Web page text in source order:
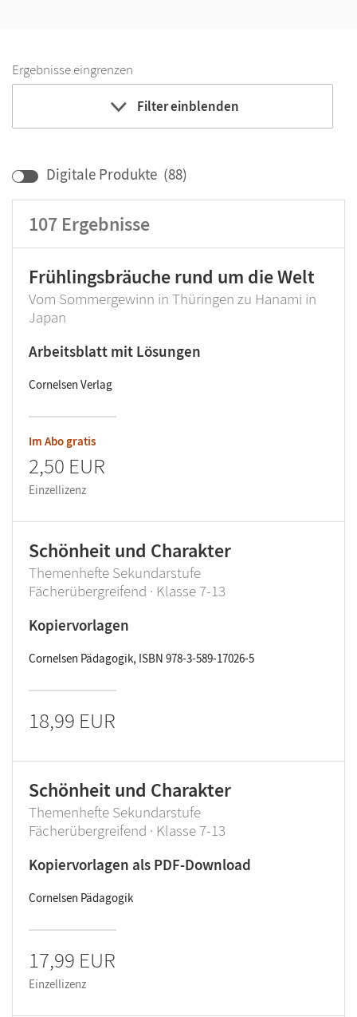
Ergebnisse eingrenzen
Filter einblenden
Digitale Produkte (88)
107 Ergebnisse
Frühlingsbräuche rund um die Welt
Vom Sommergewinn in Thüringen zu Hanami in
Japan
Arbeitsblatt mit Lösungen
Cornelsen Verlag
Im Abo gratis
2,50 EUR
Einzellizenz
Schönheit und Charakter
Themenhefte Sekundarstufe
Fächerübergreifend · Klasse 7-13
Kopiervorlagen
Cornelsen Pädagogik, ISBN 978-3-589-17026-5
18,99 EUR
Schönheit und Charakter
Themenhefte Sekundarstufe
Fächerübergreifend · Klasse 7-13
Kopiervorlagen als PDF-Download
Cornelsen Pädagogik
17,99 EUR
Einzellizenz